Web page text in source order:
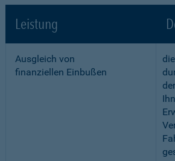
Leistung
Ausgleich von
finanziellen Einbußen